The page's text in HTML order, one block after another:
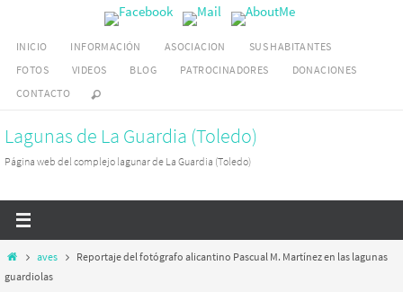
contenido
INICIO INFORMACIÓN ASOCIACION
SUS HABITANTES
FOTOS
VIDEOS BLOG PATROCINADORES
DONACIONES
CONTACTO
Lagunas de La Guardia (Toledo)
Página web del complejo lagunar de La Guardia (Toledo)
Inicioaves
Reportaje del fotógrafo alicantino Pascual M. Martínez en las lagunas
guardiolas